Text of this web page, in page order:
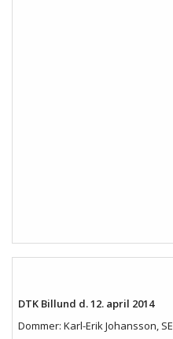
DTK Billund d. 12. april 2014
Dommer: Karl-Erik Johansson, SE